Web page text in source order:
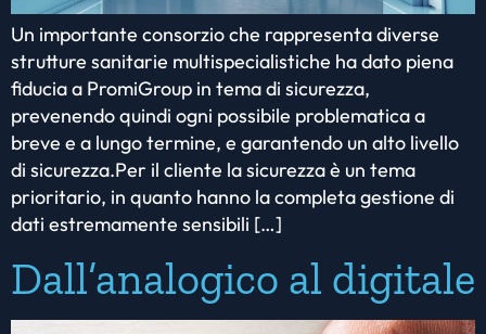
Un importante consorzio che rappresenta diverse
strutture sanitarie multispecialistiche ha dato piena
fiducia a PromiGroup in tema di sicurezza,
prevenendo quindi ogni possibile problematica a
breve e a lungo termine, e garantendo un alto livello
di sicurezza.Per il cliente la sicurezza è un tema
prioritario, in quanto hanno la completa gestione di
dati estremamente sensibili […]
Dall’analogico al digitale